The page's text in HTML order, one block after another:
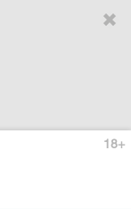
18+